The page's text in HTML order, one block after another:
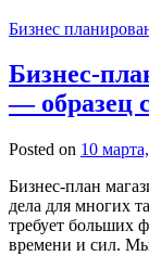
Бизнес
Бизнес-
— образец
Posted on 10
Бизнес-план
дела для многих
требует больших
времени и сил.